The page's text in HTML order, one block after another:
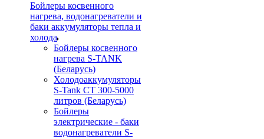
Бойлеры косвенного
нагрева, водонагреватели и
баки аккумуляторы тепла и
холода
Бойлеры косвенного
нагрева S-TANK
(Беларусь)
Холодоаккумуляторы
S-Tank СТ 300-5000
литров (Беларусь)
Бойлеры
электрические - баки
водонагреватели S-